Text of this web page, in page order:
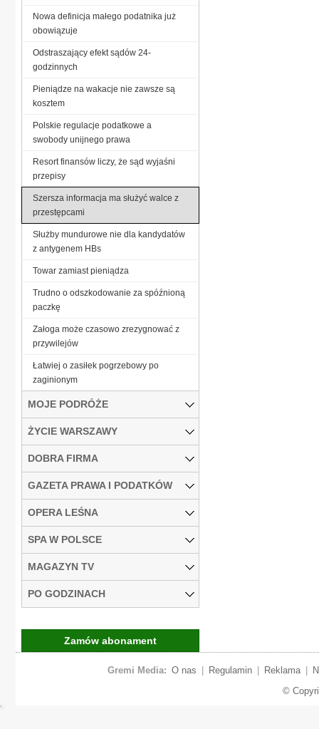
Nowa definicja małego podatnika już
obowiązuje
Odstraszający efekt sądów 24-
godzinnych
Pieniądze na wakacje nie zawsze są
kosztem
Polskie regulacje podatkowe a
swobody unijnego prawa
Resort finansów liczy, że sąd wyjaśni
przepisy
Szersza informacja ma służyć walce z
przestępcami
Służby mundurowe nie dla kandydatów
z antygenem HBs
Towar zamiast pieniądza
Trudno o odszkodowanie za spóźnioną
paczkę
Załoga może czasowo zrezygnować z
przywilejów
Łatwiej o zasiłek pogrzebowy po
zaginionym
MOJE PODRÓŻE
ŻYCIE WARSZAWY
DOBRA FIRMA
GAZETA PRAWA I PODATKÓW
OPERA LEŚNA
SPA W POLSCE
MAGAZYN TV
PO GODZINACH
Zamów abonament
Gremi Media: O nas Regulamin Reklama
©